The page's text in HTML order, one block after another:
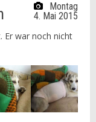
Montag
4. Mai 2015
Er war noch nicht